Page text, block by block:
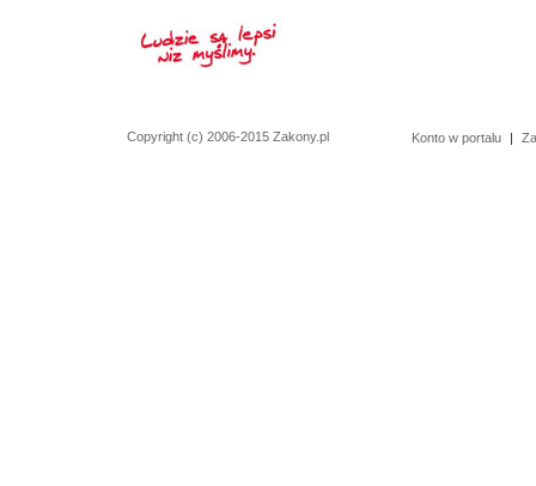
Copyright (c) 2006-2015 Zakony.pl Konto w portalu |